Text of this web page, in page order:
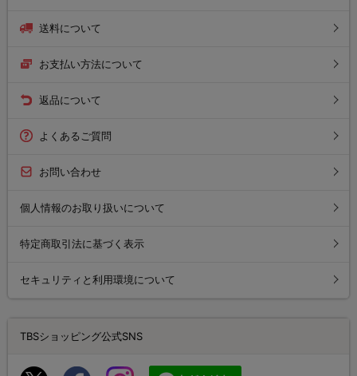
送料について
お支払い方法について
返品について
よくあるご質問
お問い合わせ
個人情報のお取り扱いについて
特定商取引法に基づく表示
セキュリティと利用環境について
TBSショッピング公式SNS